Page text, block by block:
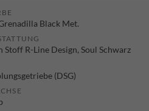
Black Met.
Stoff R-Line Design, Soul Schwarz
(DSG)